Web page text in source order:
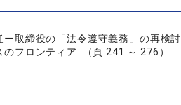
取締役の「法令遵守義務」の再検討
フロンティア （頁 241 ～ 276）